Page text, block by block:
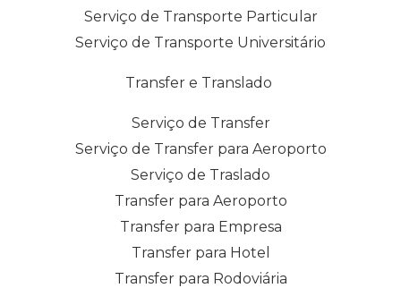
Serviço de Transporte Particular
Serviço de Transporte Universitário
Transfer e Translado
Serviço de Transfer
Serviço de Transfer para Aeroporto
Serviço de Traslado
Transfer para Aeroporto
Transfer para Empresa
Transfer para Hotel
Transfer para Rodoviária